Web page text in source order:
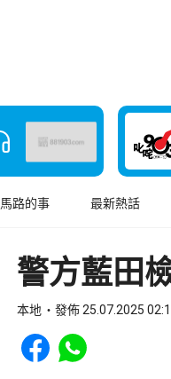
馬路的事 最新熱話
警方藍田
本地 發佈 25.07.2025
Share to Facebook
Share to WhatsApp